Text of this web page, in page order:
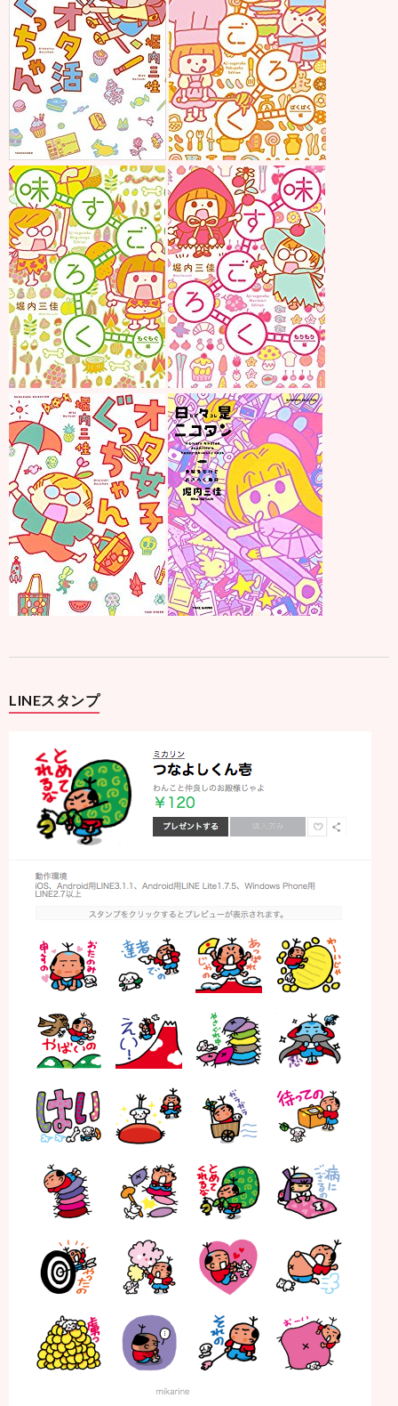
LINEスタンプ